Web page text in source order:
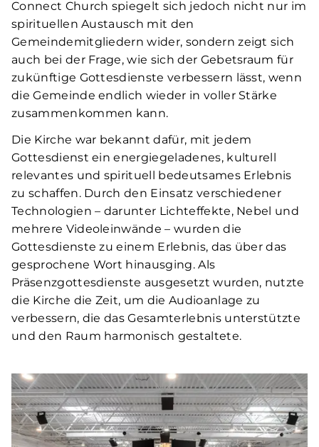
Connect Church spiegelt sich jedoch nicht nur im
spirituellen Austausch mit den
Gemeindemitgliedern wider, sondern zeigt sich
auch bei der Frage, wie sich der Gebetsraum für
zukünftige Gottesdienste verbessern lässt, wenn
die Gemeinde endlich wieder in voller Stärke
zusammenkommen kann.
Die Kirche war bekannt dafür, mit jedem
Gottesdienst ein energiegeladenes, kulturell
relevantes und spirituell bedeutsames Erlebnis
zu schaffen. Durch den Einsatz verschiedener
Technologien – darunter Lichteffekte, Nebel und
mehrere Videoleinwände – wurden die
Gottesdienste zu einem Erlebnis, das über das
gesprochene Wort hinausging. Als
Präsenzgottesdienste ausgesetzt wurden, nutzte
die Kirche die Zeit, um die Audioanlage zu
verbessern, die das Gesamterlebnis unterstützte
und den Raum harmonisch gestaltete.